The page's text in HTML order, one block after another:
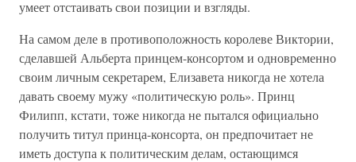
умеет отстаивать свои позиции и взгляды.
На самом деле в противоположность королеве Виктории,
сделавшей Альберта принцем-консортом и одновременно
своим личным секретарем, Елизавета никогда не хотела
давать своему мужу «политическую роль». Принц
Филипп, кстати, тоже никогда не пытался официально
получить титул принца-консорта, он предпочитает не
иметь доступа к политическим делам, остающимся